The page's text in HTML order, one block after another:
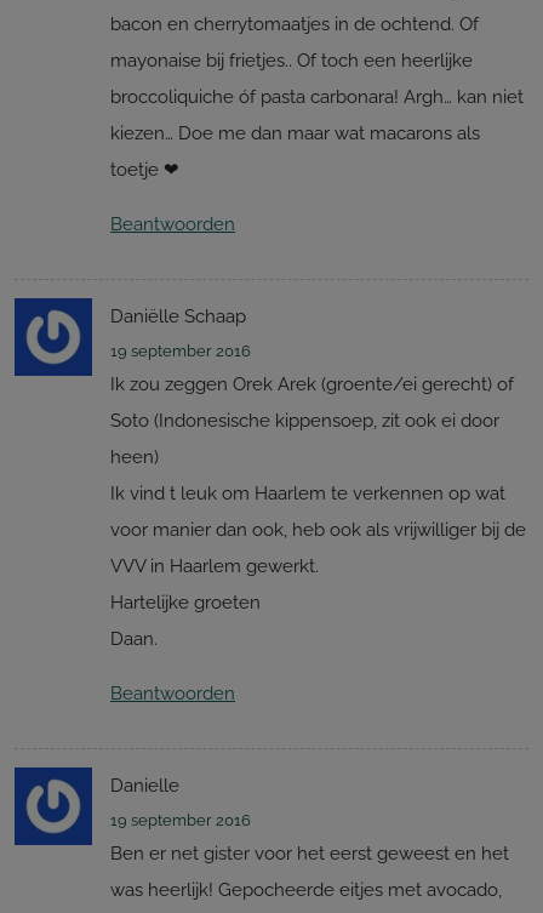
bacon en cherrytomaatjes in de ochtend. Of
mayonaise bij frietjes.. Of toch een heerlijke
broccoliquiche óf pasta carbonara! Argh… kan niet
kiezen… Doe me dan maar wat macarons als
toetje ❤
Beantwoorden
Daniëlle Schaap
19 september 2016
Ik zou zeggen Orek Arek (groente/ei gerecht) of
Soto (Indonesische kippensoep, zit ook ei door
heen)
Ik vind t leuk om Haarlem te verkennen op wat
voor manier dan ook, heb ook als vrijwilliger bij de
VVV in Haarlem gewerkt.
Hartelijke groeten
Daan.
Beantwoorden
Danielle
19 september 2016
Ben er net gister voor het eerst geweest en het
was heerlijk! Gepocheerde eitjes met avocado,